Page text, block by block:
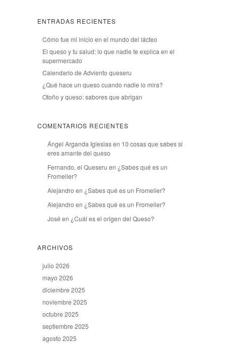
ENTRADAS RECIENTES
Cómo fue mi inicio en el mundo del lácteo
El queso y tu salud: lo que nadie te explica en el
supermercado
Calendario de Adviento queseru
¿Qué hace un queso cuando nadie lo mira?
Otoño y queso: sabores que abrigan
COMENTARIOS RECIENTES
Ángel Arganda Iglesiasen 10 cosas que sabes si
eres amante del queso
Fernando, el Queseru en ¿Sabes qué es un
Fromelier?
Alejandro en ¿Sabes qué es un Fromelier?
Alejandro en ¿Sabes qué es un Fromelier?
José en ¿Cuál es el origen del Queso?
ARCHIVOS
julio 2026
mayo 2026
diciembre 2025
noviembre 2025
octubre 2025
septiembre 2025
agosto 2025